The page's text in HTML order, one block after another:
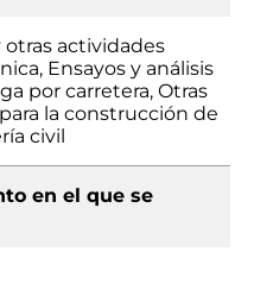
actividades
Ensayos y análisis
por carretera, Otras
la construcción de
civil
en el que se